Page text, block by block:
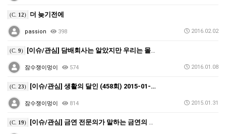
(C. 12) 더 늦기전에
passion 398 2016.02.02
(C. 9) [이슈/관심] 담배회사는 알았지만 우리는 몰랐던 사실들…
잠수쟁이멍이 574 2016.01.08
(C. 23) [이슈/관심] 생활의 달인 (458회) 2015-01-…
잠수쟁이멍이 814 2015.01.31
(C. 19) [이슈/관심] 금연 전문의가 말하는 금연의 법칙 (Yo…